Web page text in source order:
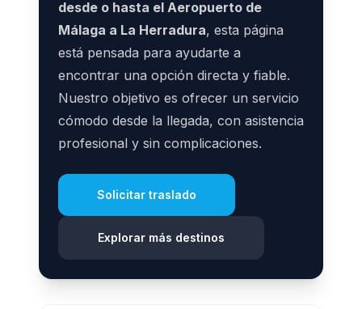
desde o hasta el Aeropuerto de
Málaga a La Herradura, esta página
está pensada para ayudarte a
encontrar una opción directa y fiable.
Nuestro objetivo es ofrecer un servicio
cómodo desde la llegada, con asistencia
profesional y sin complicaciones.
Solicitar traslado
Explorar más destinos